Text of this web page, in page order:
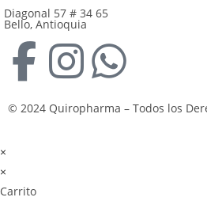
Diagonal 57 # 34 65
Bello, Antioquia
© 2024 Quiropharma – Todos los
×
×
Carrito